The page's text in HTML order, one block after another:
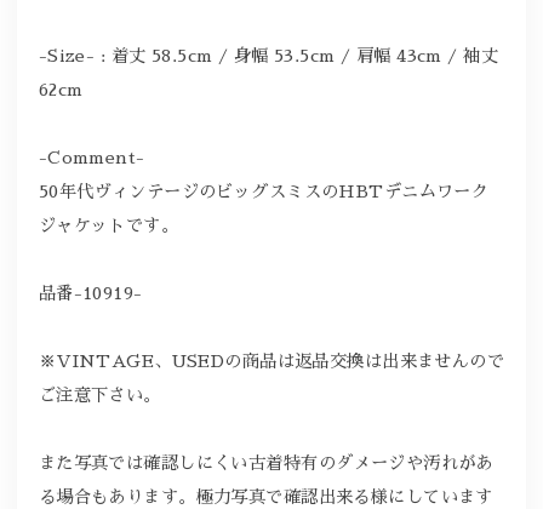
-Size- : 着丈 58.5cm / 身幅 53.5cm / 肩幅 43cm / 袖丈
62cm
-Comment-
50年代ヴィンテージのビッグスミスのHBTデニムワーク
ジャケットです。
品番-10919-
※VINTAGE、USEDの商品は返品交換は出来ませんので
ご注意下さい。
また写真では確認しにくい古着特有のダメージや汚れがあ
る場合もあります。極力写真で確認出来る様にしています